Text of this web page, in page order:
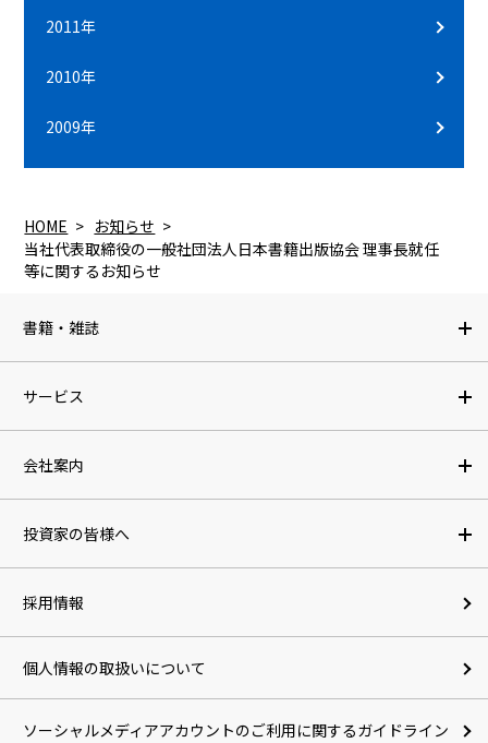
2011年
2010年
2009年
HOME
お知らせ
当社代表取締役の一般社団法人日本書籍出版協会 理事長就任
等に関するお知らせ
書籍・雑誌
サービス
会社案内
投資家の皆様へ
採用情報
個人情報の取扱いについて
ソーシャルメディアアカウントのご利用に関するガイドライン